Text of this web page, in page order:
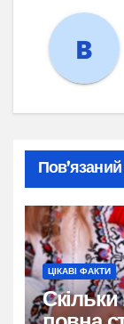
ЦІКАВІ ФАКТИ
Скільки